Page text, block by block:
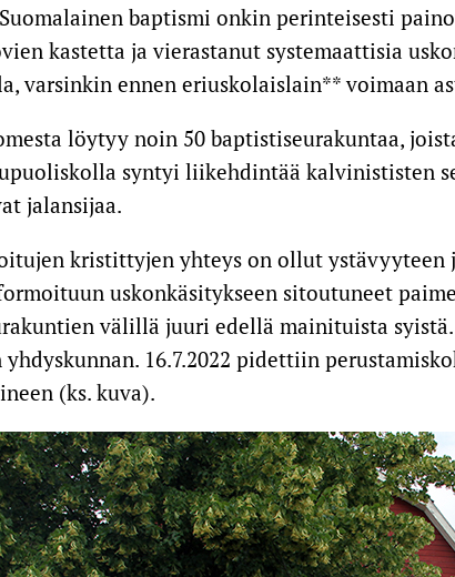
baptismi onkin perinteisesti
kastetta ja vierastanut systemaattisia
varsinkin ennen eriuskolaislain** voimaan
löytyy noin 50 baptistiseurakuntaa,
syntyi liikehdintää kalvinististen
jalansijaa.
kristittyjen yhteys on ollut ystävyyteen
uskonkäsitykseen sitoutuneet
välillä juuri edellä mainituista
16.7.2022 pidettiin
(ks. kuva).